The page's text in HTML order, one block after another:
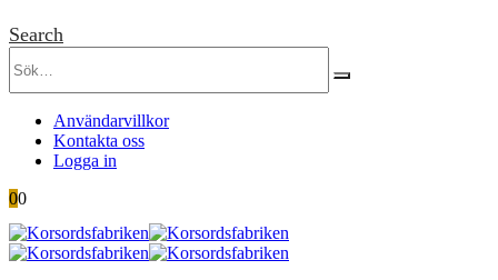
Search
Användarvillkor
Kontakta oss
Logga in
00